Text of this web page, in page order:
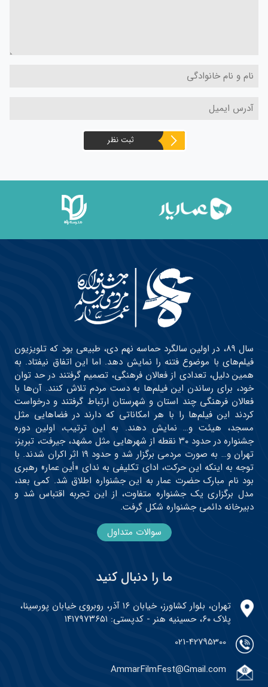
ثبت نظر
سال ۸۹، در اولین سالگرد حماسه نهم دی، طبیعی بود که تلویزیون
فیلم‌های با موضوع فتنه را نمایش دهد. اما این اتفاق نیفتاد. به
همین دلیل، تعدادی از فعالان فرهنگی، تصمیم گرفتند در حد توان
خود، برای رساندن این فیلم‌ها به دست مردم تلاش کنند. آن‌ها با
فعالان فرهنگی چند استان و شهرستان ارتباط گرفتند و درخواست
کردند این فیلم‌ها را با هر امکاناتی که دارند در فضاهایی مثل
مسجد، هیئت و… نمایش دهند. به این ترتیب، اولین دوره
جشنواره در حدود ۳۰ نقطه از شهرهایی مثل مشهد، جیرفت، تبریز،
تهران و… به صورت مردمی برگزار شد و حدود ۱۹ اثر اکران شدند. با
توجه به اینکه این حرکت، ادای تکلیفی به ندای «أین عمار» رهبری
بود نام مبارک حضرت عمار به این جشنواره اطلاق شد. کمی بعد،
مدل برگزاری یک جشنواره متفاوت، از این تجربه اقتباس شد و
دبیرخانه دائمی جشنواره شکل گرفت.
سوالات متداول
ما را دنبال کنید
تهران، بلوار کشاورز، خیابان ۱۶ آذر، روبروی خیابان پورسینا،
پلاک ۶۰، حسینیه هنر - کدپستی: ۱۴۱۷۹۷۳۶۵۱
021-42795300
AmmarFilmFest@Gmail.com